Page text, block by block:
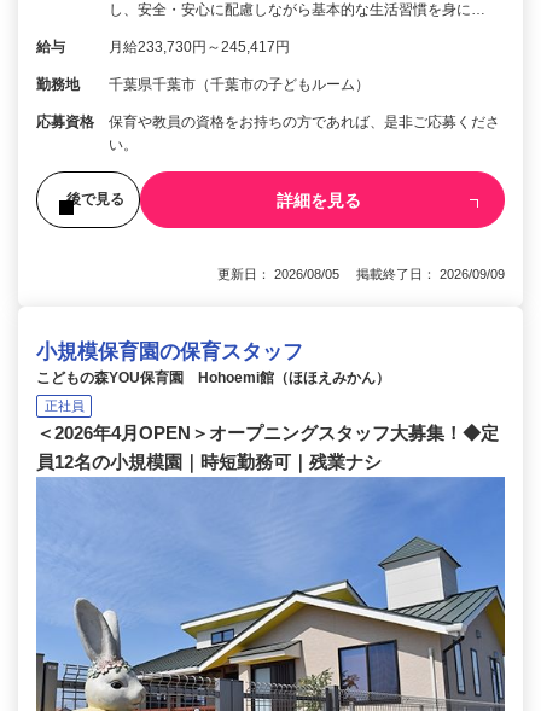
し、安全・安心に配慮しながら基本的な生活習慣を身に…
給与 月給233,730円～245,417円
勤務地 千葉県千葉市（千葉市の子どもルーム）
応募資格
保育や教員の資格をお持ちの方であれば、是非ご応募くださ
い。
後で見る 詳細を見る
更新日： 2026/08/05 掲載終了日： 2026/09/09
小規模保育園の保育スタッフ
こどもの森YOU保育園 Hohoemi館（ほほえみかん）
正社員
＜2026年4月OPEN＞オープニングスタッフ大募集！◆定
員12名の小規模園｜時短勤務可｜残業ナシ